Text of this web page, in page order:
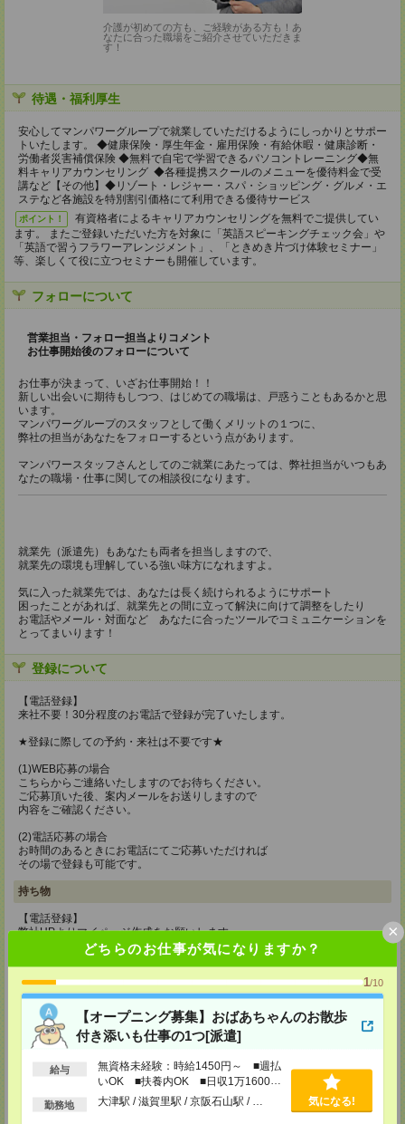
どちらのお仕事が気になりますか？
1/10
【オープニング募集】おばあちゃんのお散歩
付き添いも仕事の1つ[派遣]
給与
無資格未経験：時給1450円～ ■週払
いOK ■扶養内OK ■日収1万1600円
以上
勤務地 大津駅 / 滋賀里駅 / 京阪石山駅 / … 気になる!
×
介護が初めての方も、ご経験がある方も！あ
なたに合った職場をご紹介させていただきま
す！
待遇・福利厚生
安心してマンパワーグループで就業していただけるようにしっかりとサポー
トいたします。 ◆健康保険・厚生年金・雇用保険・有給休暇・健康診断・
労働者災害補償保険 ◆無料で自宅で学習できるパソコントレーニング◆無
料キャリアカウンセリング ◆各種提携スクールのメニューを優待料金で受
講など【その他】◆リゾート・レジャー・スパ・ショッピング・グルメ・エ
ステなど各施設を特別割引価格にて利用できる優待サービス
ポイント！
有資格者によるキャリアカウンセリングを無料でご提供してい
ます。 またご登録いただいた方を対象に「英語スピーキングチェック会」や
「英語で習うフラワーアレンジメント」、「ときめき片づけ体験セミナー」
等、楽しくて役に立つセミナーも開催しています。
フォローについて
営業担当・フォロー担当よりコメント
お仕事開始後のフォローについて
お仕事が決まって、いざお仕事開始！！
新しい出会いに期待もしつつ、はじめての職場は、戸惑うこともあるかと思
います。
マンパワーグループのスタッフとして働くメリットの１つに、
弊社の担当があなたをフォローするという点があります。
マンパワースタッフさんとしてのご就業にあたっては、弊社担当がいつもあ
なたの職場・仕事に関しての相談役になります。
就業先（派遣先）もあなたも両者を担当しますので、
就業先の環境も理解している強い味方になれますよ。
気に入った就業先では、あなたは長く続けられるようにサポート
困ったことがあれば、就業先との間に立って解決に向けて調整をしたり
お電話やメール・対面など あなたに合ったツールでコミュニケーションを
とってまいります！
登録について
【電話登録】
来社不要！30分程度のお電話で登録が完了いたします。
★登録に際しての予約・来社は不要です★
(1)WEB応募の場合
こちらからご連絡いたしますのでお待ちください。
ご応募頂いた後、案内メールをお送りしますので
内容をご確認ください。
(2)電話応募の場合
お時間のあるときにお電話にてご応募いただければ
その場で登録も可能です。
持ち物
【電話登録】
弊社HPよりマイページ作成をお願いします
電話での登録の際に、マイページ作成をいただいた旨をお伝えください。
【電話登録】30分程度
・経験やご希望などをインタビュー
・お仕事のご紹介など
大阪府大阪市北区堂島2-2-2 近鉄堂島ビル11ＦMAP